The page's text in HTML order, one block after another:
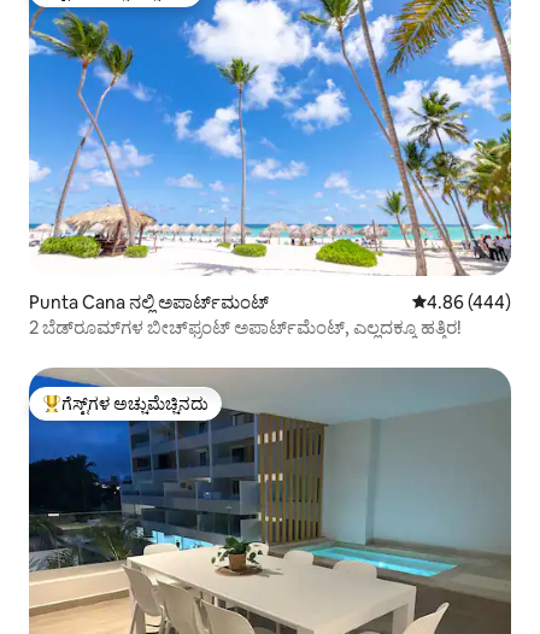
Punta Cana ನಲ್ಲಿ ಅಪಾರ್ಟ್‌ಮಂಟ್ 5 ರಲ್ಲಿ 4.86
4.86 (444)
2 ಬೆಡ್‌ರೂಮ್‌ಗಳ ಬೀಚ್‌ಫ್ರಂಟ್ ಅಪಾರ್ಟ್‌ಮೆಂಟ್, ಎಲ್ಲದಕ್ಕೂ ಹತ್ತಿರ!
ಗೆಸ್ಟ್‌ಗಳಿಗೆ ಅತಿ ಹೆಚ್ಚು ಅಚ್ಚುಮೆಚ್ಚಿನದು
ಗೆಸ್ಟ್‌ಗಳ ಅಚ್ಚುಮೆಚ್ಚಿನದು